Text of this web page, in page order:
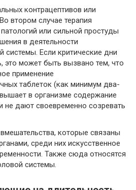
контрацептивов или
втором случае терапия
или сильной простуды
в деятельности
системы. Если критические дни
это может быть вызвано тем, что
применение
таблеток (как минимум два-
в организме содержание
не дают своевременно созревать
которые связаны
среди них искусственное
Также сюда относятся
системы.